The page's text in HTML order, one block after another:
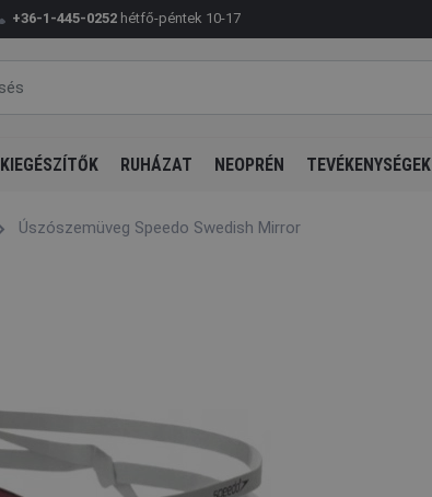
+36-1-445-0252 hétfő-péntek 10-17
KIEGÉSZÍTŐK RUHÁZAT NEOPRÉN TEVÉKENYSÉGEK
Úszószemüveg Speedo Swedish Mirror